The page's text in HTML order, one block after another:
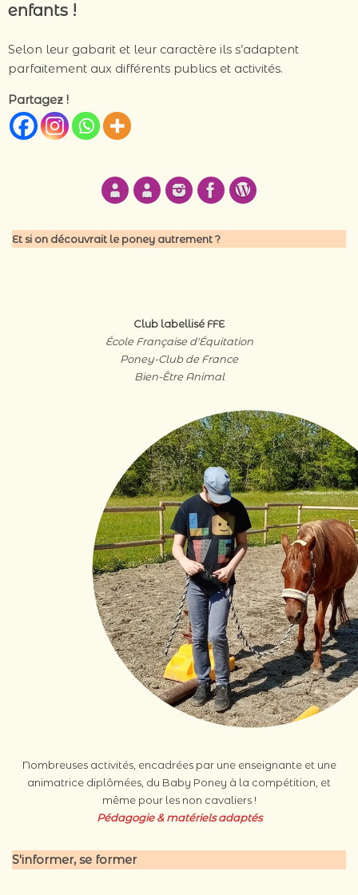
enfants !
Selon leur gabarit et leur caractère ils s’adaptent
parfaitement aux différents publics et activités.
Partagez !
Et si on découvrait le poney autrement ?
Club labellisé FFE
École Française d'Équitation
Poney-Club de France
Bien-Être Animal
Nombreuses activités, encadrées par une enseignante et une
animatrice diplômées, du Baby Poney à la compétition, et
même pour les non cavaliers !
Pédagogie & matérielsadaptés
S'informer, se former